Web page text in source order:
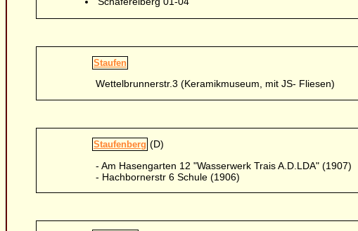
Staufen
Wettelbrunnerstr.3 (Keramikmuseum, mit JS- Fliesen)
Staufenberg(D)
- Am Hasengarten 12 "Wasserwerk Trais A.D.LDA" (1907)
- Hachbornerstr 6 Schule (1906)